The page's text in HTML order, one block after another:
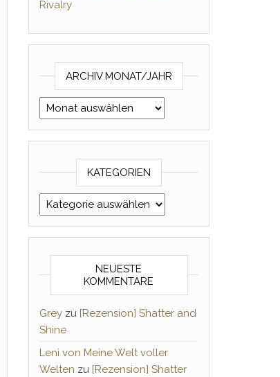
Rivalry
ARCHIV MONAT/JAHR
Archiv Monat/Jahr
KATEGORIEN
Kategorien
NEUESTE
KOMMENTARE
Greyzu [Rezension] Shatter and
Shine
Leni von Meine Welt voller
Welten zu [Rezension] Shatter